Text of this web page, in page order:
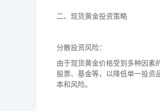
二、现货黄金投资策略
分散投资风险：
由于现货黄金价格受到多种因素
股票、基金等，以降低单一投资
本和风险。